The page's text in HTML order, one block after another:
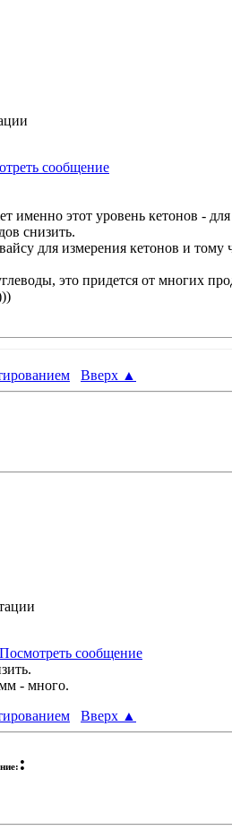
этот уровень кетонов -
снизить.
для измерения кетонов и тому
это придется от многих
Вверх ▲
- много.
Вверх ▲
: